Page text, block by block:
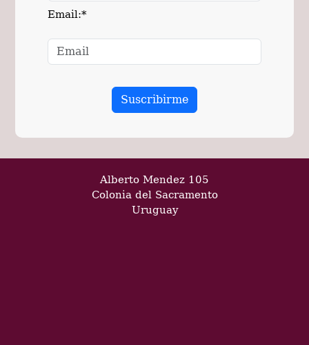
Email:*
Alberto Mendez 105
Colonia del Sacramento
Uruguay